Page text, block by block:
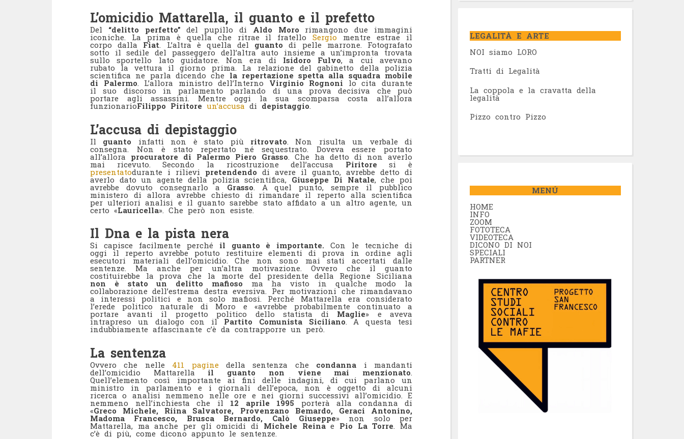
L’omicidio Mattarella, il guanto e il prefetto
Del “delitto perfetto” del pupillo di Aldo Moro rimangono due immagini
iconiche. La prima è quella che ritrae il fratelloSergio mentre estrae il
corpo dalla Fiat. L’altra è quella del guantodi pelle marrone. Fotografato
sotto il sedile del passeggero dell’altra auto insieme a un’impronta trovata
sullo sportello lato guidatore. Non era di Isidoro Fulvo, a cui avevano
rubato la vettura il giorno prima. La relazione del gabinetto della polizia
scientifica ne parla dicendo che la repertazione spetta alla squadra mobile
di Palermo. L’allora ministro dell’Interno Virginio Rognoni lo cita durante
il suo discorso in parlamento parlando di una prova decisiva che può
portare agli assassini. Mentre oggi la sua scomparsa costa all’allora
funzionarioFilippo Piritore un’accusadi depistaggio.
L’accusa di depistaggio
Il guanto infatti non è stato più ritrovato . Non risulta un verbale di
consegna. Non è stato repertato né sequestrato. Doveva essere portato
all’allora procuratore di Palermo Piero Grasso . Che ha detto di non averlo
mai ricevuto. Secondo la ricostruzione dell’accusa Piritoresi è
presentatodurante i rilievi pretendendo di avere il guanto, avrebbe detto di
averlo dato un agente della polizia scientifica, Giuseppe Di Natale, che poi
avrebbe dovuto consegnarlo a Grasso . A quel punto, sempre il pubblico
ministero di allora avrebbe chiesto di rimandare il reperto alla scientifica
per ulteriori analisi e il guanto sarebbe stato affidato a un altro agente, un
certo «Lauricella». Che però non esiste.
Il Dna e la pista nera
Si capisce facilmente perché il guanto è importante. Con le tecniche di
oggi il reperto avrebbe potuto restituire elementi di prova in ordine agli
esecutori materiali dell’omicidio. Che non sono mai stati accertati dalle
sentenze. Ma anche per un’altra motivazione. Ovvero che il guanto
costituirebbe la prova che la morte del presidente della Regione Siciliana
non è stato un delitto mafioso ma ha visto in qualche modo la
collaborazione dell’estrema destra eversiva. Per motivazioni che rimandavano
a interessi politici e non solo mafiosi. Perché Mattarella era considerato
l’erede politico naturale di Moro e «avrebbe probabilmente continuato a
portare avanti il progetto politico dello statista di Maglie» e aveva
intrapreso un dialogo con il Partito Comunista Siciliano. A questa tesi
indubbiamente affascinante c’è da contrapporre un però.
La sentenza
Ovvero che nelle 411 paginedella sentenza che condanna i mandanti
dell’omicidio Mattarella il guanto non viene mai menzionato
Quell’elemento così importante ai fini delle indagini, di cui parlano un
ministro in parlamento e i giornali dell’epoca, non è oggetto di alcuni
ricerca o analisi nemmeno nelle ore e nei giorni successivi all’omicidio. E
nemmeno nell’inchiesta che il 12 aprile 1995 porterà alla condanna di
«Greco Michele, Riina Salvatore, Provenzano Bemardo, Geraci Antonino,
Madoma Francesco, Brusca Bernardo, Calò Giuseppe» non solo per
Mattarella, ma anche per gli omicidi di Michele Reinae Pio La Torre . Ma
c’è di più, come dicono appunto le sentenze.
LEGALITÀ E ARTE
NOI siamo LORO
Tratti di Legalità
La coppola e la cravatta della
legalità
Pizzo contro Pizzo
MENÚ
HOME
INFO
ZOOM
FOTOTECA
VIDEOTECA
DICONO DI NOI
SPECIALI
PARTNER